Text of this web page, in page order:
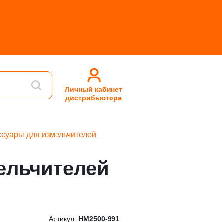
Личный кабинет
дистрибьютора
для измельчителей
Артикул: HM2500-991